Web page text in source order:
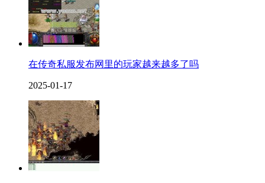
在传奇私服发布网里的玩家越来越多了吗
2025-01-17